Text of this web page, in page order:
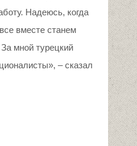
Надеюсь, когда
вместе станем
мной турецкий
– сказал